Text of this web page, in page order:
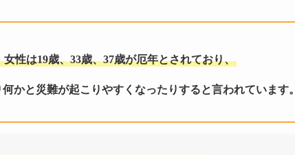
女性は19歳、33歳、37歳が厄年とされており、
かと災難が起こりやすくなったりすると言われています。